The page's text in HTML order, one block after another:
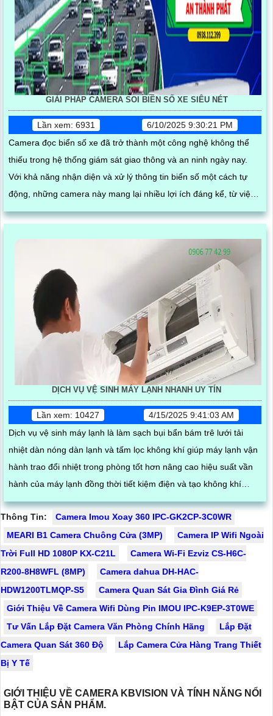
GIẢI PHÁP CAMERA SOI BIỂN SỐ XE SIÊU NÉT
Lần xem: 6931
6/10/2025 9:30:21 PM
Camera đọc biển số xe đã trở thành một công nghệ không thể
thiếu trong hệ thống giám sát giao thông và an ninh ngày nay.
Với khả năng nhận diện và xử lý thông tin biển số một cách tự
động, những camera này mang lại nhiều lợi ích đáng kể, từ việc
quản lý phương tiện đến việc nâng cao hiệu quả an ninh
DỊCH VỤ VỆ SINH MÁY LẠNH NHANH UY TÍN
Lần xem: 10427
4/15/2025 9:41:03 AM
Dịch vụ vệ sinh máy lạnh là làm sạch bụi bẩn bám trê lưới tải
nhiệt dàn nóng dàn lạnh và tấm lọc không khí giúp máy lạnh vận
hành trao đổi nhiệt trong phòng tốt hơn nâng cao hiệu suất vần
hành của máy lạnh đồng thời tiết kiệm điện và tạo không khí
trong lành chống mùi hôi
Thông Tin:
Camera Imou Xoay 360 IPC-GK2CP-3C0WR
MEARI B1 Camera Chuông Cửa (3MP)
Camera IP Wifi Ngoài
Trời Full HD 1080P KX-C21L
Camera Wi-Fi Ezviz CS-H6C-
R200-8H8WFL (8MP)
Camera dahua DH-HAC-
HDW1200TLMQP-S5
Camera Quan Sát Gia Đình Giá Rẻ
Giới Thiệu Về Camera Wifi Dùng Pin IMOU IPC-K9EP-3T0WE
Tư Vấn Lắp Đặt Camera Văn Phòng Chính Hãng
Lắp Đặt
Camera Quan Sát 360 Độ
Lắp Camera Cửa Hàng Trang Thiết
Bị Y Tế
GIỚI THIỆU VỀ CAMERA KBVISION VÀ TÍNH NĂNG NỔI
BẬT CỦA SẢN PHẨM.